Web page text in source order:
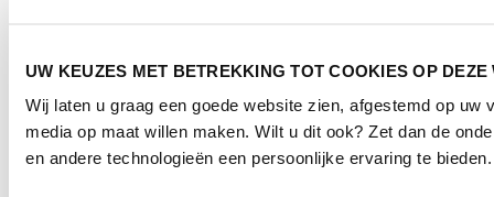
UW KEUZES MET BETREKKING TOT COOKIES OP DEZE
Wij laten u graag een goede website zien, afgestemd op
media op maat willen maken. Wilt u dit ook? Zet dan de
en andere technologieën een persoonlijke ervaring te bieden.